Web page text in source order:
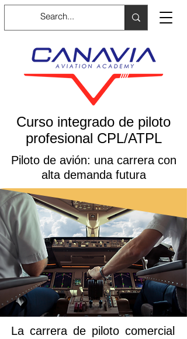
Curso integrado de piloto
profesional CPL/ATPL
Piloto de avión: una carrera con
alta demanda futura
La carrera de piloto comercial